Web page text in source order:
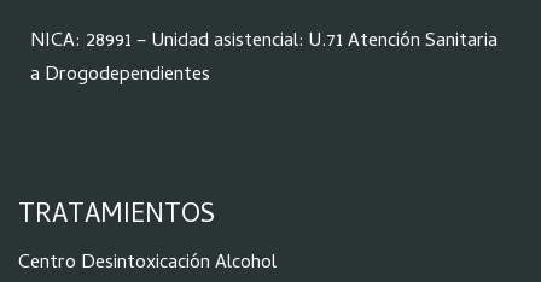
NICA: 28991 – Unidad asistencial: U.71 Atención Sanitaria
a Drogodependientes
TRATAMIENTOS
Centro Desintoxicación Alcohol